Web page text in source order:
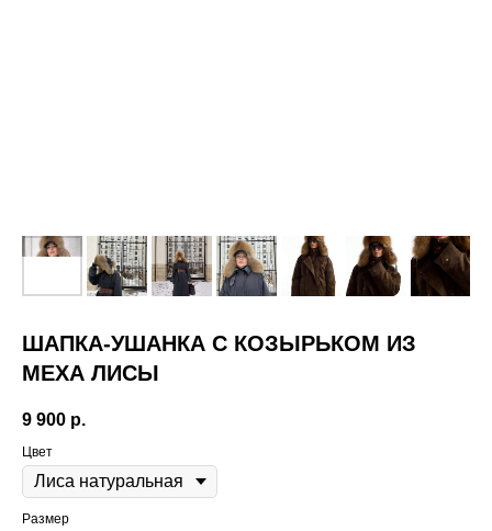
ШАПКА-УШАНКА С КОЗЫРЬКОМ ИЗ
МЕХА ЛИСЫ
9 900 р.
Цвет
Размер